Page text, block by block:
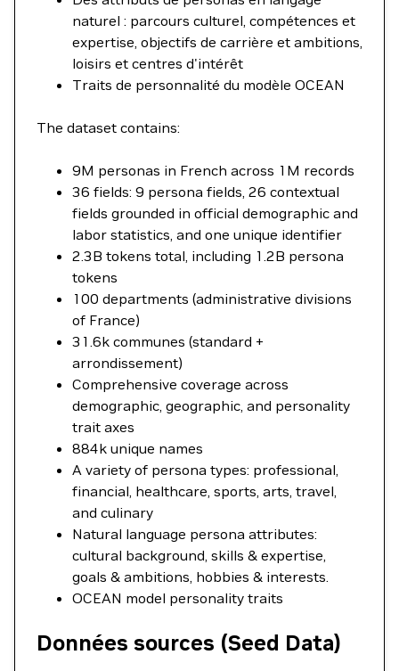
naturel : parcours culturel, compétences et
expertise, objectifs de carrière et ambitions,
loisirs et centres d'intérêt
Traits de personnalité du modèle OCEAN
The dataset contains:
9M personas in French across 1M records
36 fields: 9 persona fields, 26 contextual
fields grounded in official demographic and
labor statistics, and one unique identifier
2.3B tokens total, including 1.2B persona
tokens
100 departments (administrative divisions
of France)
31.6k communes (standard +
arrondissement)
Comprehensive coverage across
demographic, geographic, and personality
trait axes
884k unique names
A variety of persona types: professional,
financial, healthcare, sports, arts, travel,
and culinary
Natural language persona attributes:
cultural background, skills & expertise,
goals & ambitions, hobbies & interests.
OCEAN model personality traits
Données sources (Seed Data)